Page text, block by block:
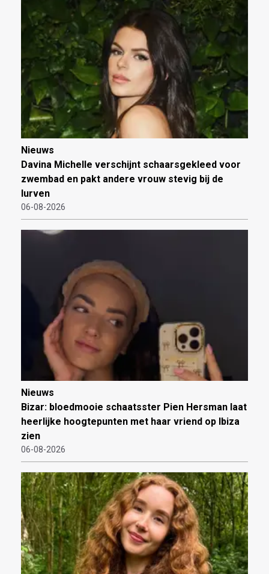
Nieuws
Davina Michelle verschijnt schaarsgekleed voor
zwembad en pakt andere vrouw stevig bij de
lurven
06-08-2026
Nieuws
Bizar: bloedmooie schaatsster Pien Hersman laat
heerlijke hoogtepunten met haar vriend op Ibiza
zien
06-08-2026